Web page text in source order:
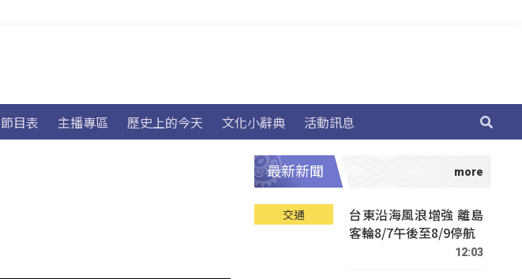
節目表 主播專區 歷史上的今天 文化小辭典 活動訊息
最新新聞
交通
台東沿海風浪增強 離島
客輪8/7午後至8/9停航
12:03